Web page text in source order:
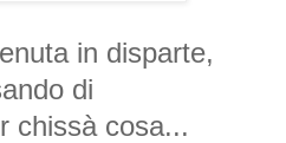
in disparte,
di
chissà cosa...